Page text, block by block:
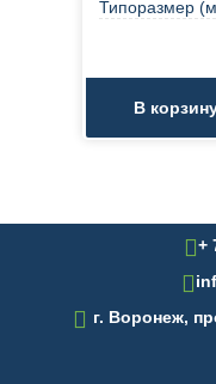
Типоразмер
В
+
 г. Воронеж,